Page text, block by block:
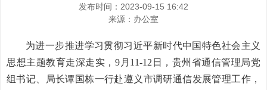
发布时间：2023-09-15 16:42
来源： 办公室
为进一步推进学习贯彻习近平新时代中国特色社会主义
思想主题教育走深走实，9月11-12日，贵州省通信管理局党
组书记、局长谭国栋一行赴遵义市调研通信发展管理工作，